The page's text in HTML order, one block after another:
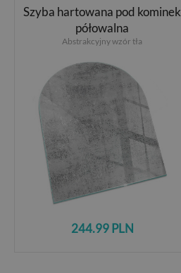
Szyba hartowana pod kominek
półowalna
Abstrakcyjny wzór tła
244.99 PLN